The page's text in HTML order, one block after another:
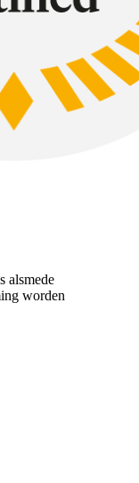
alsmede
worden